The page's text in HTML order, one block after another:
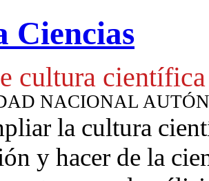
Ciencias
cultura científica
NACIONAL
la cultura
y hacer de la